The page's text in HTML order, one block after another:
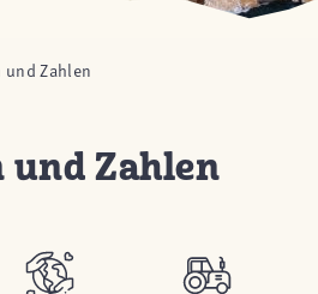
und Zahlen
und Zahlen